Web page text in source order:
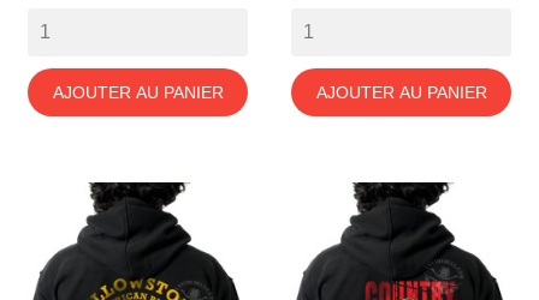
AJOUTER AU PANIER AJOUTER AU PANIER